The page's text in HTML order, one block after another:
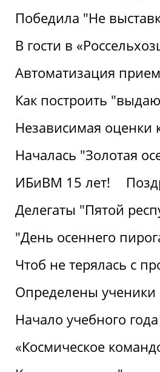
Победила "Не
В гости в
Автоматизация
Как построить
Независимая оценки
Началась "Золотая
ИБиВМ 15 лет!
Делегаты "Пятой
"День осеннего
Чтоб не терялась с
Определены
Начало учебного
«Космическое